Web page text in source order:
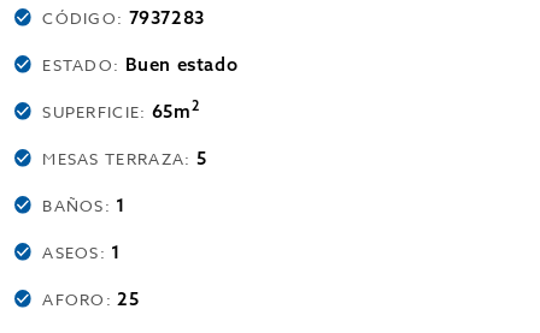
CÓDIGO: 7937283
ESTADO: Buen estado
SUPERFICIE: 65m2
MESAS TERRAZA: 5
BAÑOS: 1
ASEOS: 1
AFORO:25